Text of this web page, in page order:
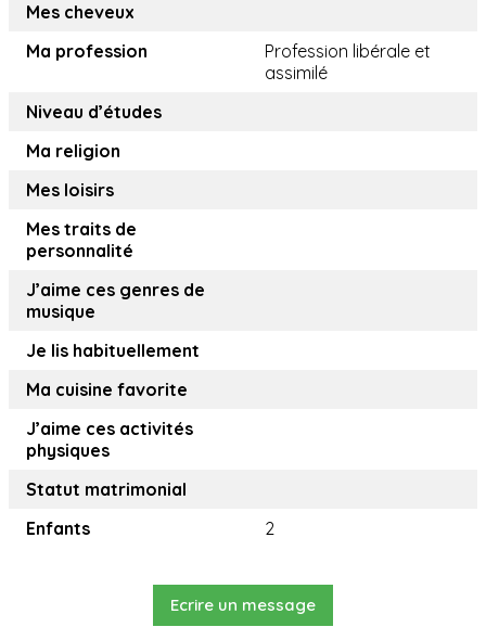
Mes cheveux
Ma profession
Profession libérale et
assimilé
Niveau d’études
Ma religion
Mes loisirs
Mes traits de
personnalité
J’aime ces genres de
musique
Je lis habituellement
Ma cuisine favorite
J’aime ces activités
physiques
Statut matrimonial
Enfants
2
Ecrire un message